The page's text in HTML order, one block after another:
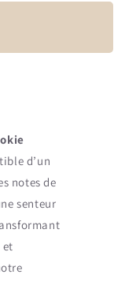
d’un
notes de
senteur
et